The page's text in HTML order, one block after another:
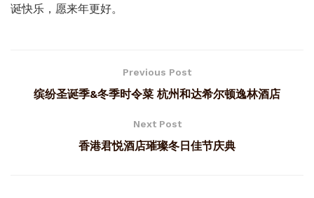
诞快乐，愿来年更好。
Previous Post
缤纷圣诞季&冬季时令菜 杭州和达希尔顿逸林酒店
Next Post
香港君悦酒店璀璨冬日佳节庆典